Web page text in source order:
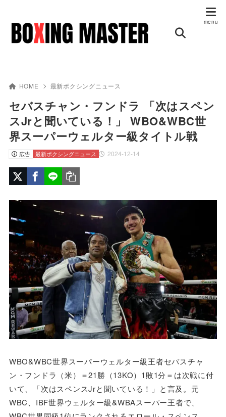
HOME 最新ボクシングニュース
セバスチャン・フンドラ 「次はスペン
スJrと聞いている！」 WBO&WBC世
界スーパーウェルター級タイトル戦
広告 2024-12-14
最新ボクシングニュース
WBO&WBC世界スーパーウェルター級王者セバスチャ
ン・フンドラ（米）＝21勝（13KO）1敗1分＝は次戦に付
いて、「次はスペンスJrと聞いている！」と言及。元
WBC、IBF世界ウェルター級&WBAスーパー王者で、